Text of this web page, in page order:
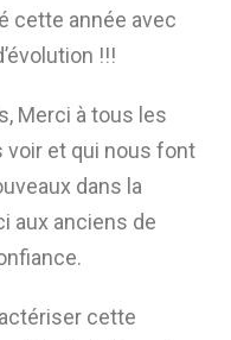
cette année avec
!!!
Merci à tous les
voir et qui nous font
dans la
aux anciens de
cette